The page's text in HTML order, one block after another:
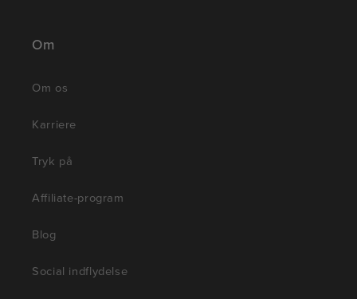
Om
Om os
Karriere
Tryk på
Affiliate-program
Blog
Social indflydelse